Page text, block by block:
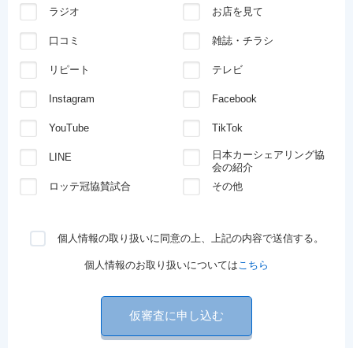
ラジオ お店を見て
口コミ 雑誌・チラシ
リピート テレビ
Instagram Facebook
YouTube TikTok
LINE
日本カーシェアリング協
会の紹介
ロッテ冠協賛試合
その他
個人情報の取り扱いに同意の上、上記の内容で送信する。
個人情報のお取り扱いについてはこちら
仮審査に申し込む